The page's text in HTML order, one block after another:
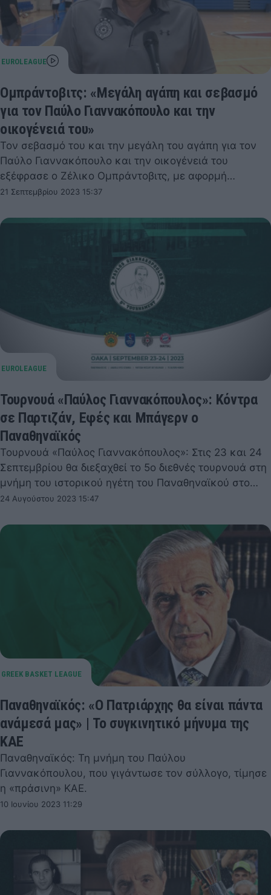
Ομπράντοβιτς: «Μεγάλη αγάπη και σεβασμό
για τον Παύλο Γιαννακόπουλο και την
οικογένειά του»
Τον σεβασμό του και την μεγάλη του αγάπη για τον
Παύλο Γιαννακόπουλο και την οικογένειά του
εξέφρασε ο Ζέλικο Ομπράντοβιτς, με αφορμή…
21 Σεπτεμβρίου 2023 15:37
Τουρνουά «Παύλος Γιαννακόπουλος»: Κόντρα
σε Παρτιζάν, Εφές και Μπάγερν ο
Παναθηναϊκός
Τουρνουά «Παύλος Γιαννακόπουλος»: Στις 23 και 24
Σεπτεμβρίου θα διεξαχθεί το 5ο διεθνές τουρνουά στη
μνήμη του ιστορικού ηγέτη του Παναθηναϊκού στο…
24 Αυγούστου 2023 15:47
Παναθηναϊκός: «Ο Πατριάρχης θα είναι πάντα
ανάμεσά μας» | Το συγκινητικό μήνυμα της
ΚΑΕ
Παναθηναϊκός: Τη μνήμη του Παύλου
Γιαννακόπουλου, που γιγάντωσε τον σύλλογο, τίμησε
η «πράσινη» ΚΑΕ.
10 Ιουνίου 2023 11:29